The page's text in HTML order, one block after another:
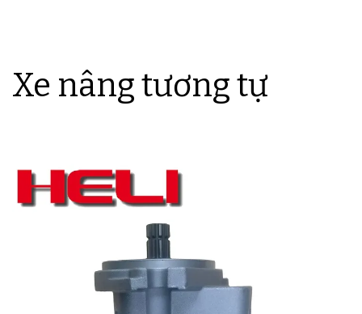
Xe nâng tương tự